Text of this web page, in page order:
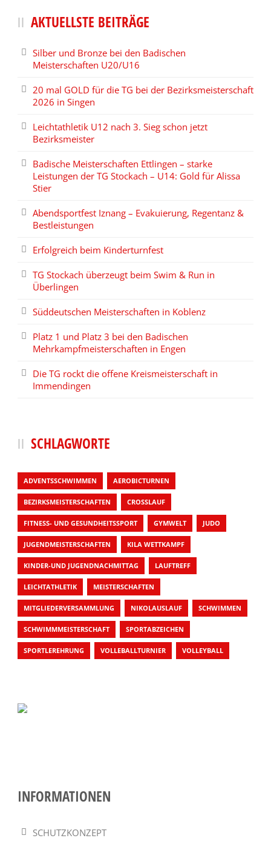
AKTUELLSTE BEITRÄGE
Silber und Bronze bei den Badischen
Meisterschaften U20/U16
20 mal GOLD für die TG bei der Bezirksmeisterschaft
2026 in Singen
Leichtathletik U12 nach 3. Sieg schon jetzt
Bezirksmeister
Badische Meisterschaften Ettlingen – starke
Leistungen der TG Stockach – U14: Gold für Alissa
Stier
Abendsportfest Iznang – Evakuierung, Regentanz &
Bestleistungen
Erfolgreich beim Kinderturnfest
TG Stockach überzeugt beim Swim & Run in
Überlingen
Süddeutschen Meisterschaften in Koblenz
Platz 1 und Platz 3 bei den Badischen
Mehrkampfmeisterschaften in Engen
Die TG rockt die offene Kreismeisterschaft in
Immendingen
SCHLAGWORTE
ADVENTSSCHWIMMEN AEROBICTURNEN
BEZIRKSMEISTERSCHAFTEN CROSSLAUF
FITNESS- UND GESUNDHEITSSPORT GYMWELT JUDO
JUGENDMEISTERSCHAFTEN KILA WETTKAMPF
KINDER-UND JUGENDNACHMITTAG LAUFTREFF
LEICHTATHLETIK MEISTERSCHAFTEN
MITGLIEDERVERSAMMLUNG NIKOLAUSLAUF SCHWIMMEN
SCHWIMMMEISTERSCHAFT SPORTABZEICHEN
SPORTLEREHRUNG VOLLEBALLTURNIER VOLLEYBALL
INFORMATIONEN
SCHUTZKONZEPT